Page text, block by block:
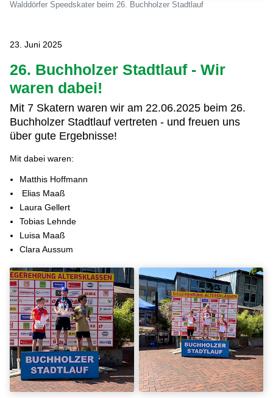
Walddörfer Speedskater beim 26. Buchholzer Stadtlauf
23. Juni 2025
26. Buchholzer Stadtlauf - Wir
waren dabei!
Mit 7 Skatern waren wir am 22.06.2025 beim 26.
Buchholzer Stadtlauf vertreten - und freuen uns
über gute Ergebnisse!
Mit dabei waren:
Matthis Hoffmann
Elias Maaß
Laura Gellert
Tobias Lehnde
Luisa Maaß
Clara Aussum